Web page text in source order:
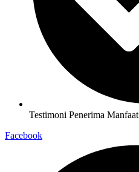
Testimoni Penerima Manfaat
Facebook